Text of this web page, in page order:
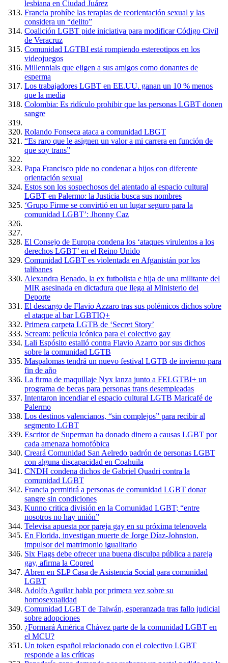
lesbiana en Ciudad Juárez
Francia prohíbe las terapias de reorientación sexual y las
considera un “delito”
Coalición LGBT pide iniciativa para modificar Código Civil
de Veracruz
Comunidad LGTBI está rompiendo estereotipos en los
videojuegos
Millennials que eligen a sus amigos como donantes de
esperma
Los trabajadores LGBT en EE.UU. ganan un 10 % menos
que la media
Colombia: Es ridículo prohibir que las personas LGBT donen
sangre
Rolando Fonseca ataca a comunidad LBGT
“Es raro que le asignen un valor a mi carrera en función de
que soy trans”
Papa Francisco pide no condenar a hijos con diferente
orientación sexual
Estos son los sospechosos del atentado al espacio cultural
LGBT en Palermo: la Justicia busca sus nombres
‘Grupo Firme se convirtió en un lugar seguro para la
comunidad LGBT’: Jhonny Caz
El Consejo de Europa condena los ‘ataques virulentos a los
derechos LGBT’ en el Reino Unido
Comunidad LGBT es violentada en Afganistán por los
talibanes
Alexandra Benado, la ex futbolista e hija de una militante del
MIR asesinada en dictadura que llega al Ministerio del
Deporte
El descargo de Flavio Azzaro tras sus polémicos dichos sobre
el ataque al bar LGBTIQ+
Primera carpeta LGTB de ‘Secret Story’
Scream: película icónica para el colectivo gay
Lali Espósito estalló contra Flavio Azarro por sus dichos
sobre la comunidad LGTB
Maspalomas tendrá un nuevo festival LGTB de invierno para
fin de año
La firma de maquillaje Nyx lanza junto a FELGTBI+ un
programa de becas para personas trans desempleadas
Intentaron incendiar el espacio cultural LGTB Maricafé de
Palermo
Los destinos valencianos, “sin complejos” para recibir al
segmento LGBT
Escritor de Superman ha donado dinero a causas LGBT por
cada amenaza homofóbica
Creará Comunidad San Aelredo padrón de personas LGBT
con alguna discapacidad en Coahuila
CNDH condena dichos de Gabriel Quadri contra la
comunidad LGBT
Francia permitirá a personas de comunidad LGBT donar
sangre sin condiciones
Kunno critica división en la Comunidad LGBT; “entre
nosotros no hay unión”
Televisa apuesta por pareja gay en su próxima telenovela
En Florida, investigan muerte de Jorge Díaz-Johnston,
impulsor del matrimonio igualitario
Six Flags debe ofrecer una buena disculpa pública a pareja
gay, afirma la Copred
Abren en SLP Casa de Asistencia Social para comunidad
LGBT
Adolfo Aguilar habla por primera vez sobre su
homosexualidad
Comunidad LGBT de Taiwán, esperanzada tras fallo judicial
sobre adopciones
¿Formará América Chávez parte de la comunidad LGBT en
el MCU?
Un token español relacionado con el colectivo LGBT
responde a las críticas